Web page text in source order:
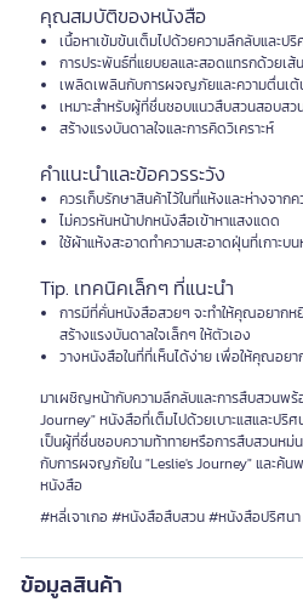
คุณสมบัติของหนังสือ
เนื้อหาเข้มข้นเต็มไปด้วยความลึกลับและปริ
การประพันธ์ที่แยบยลและสอดแทรกด้วยเส้
เพลิดเพลินกับการผจญภัยและความตื่นเต้
เหมาะสำหรับผู้ที่ชื่นชอบแนวสืบสวนสอบสว
สร้างแรงบันดาลใจและการคิดวิเคราะห์
คำแนะนำและข้อควรระวัง
ควรเก็บรักษาสินค้าไว้ในที่แห้งและห่างจาก
ไม่ควรหันหน้าปกหนังสือเข้าหาแสงแดด
ใช้ผ้าแห้งสะอาดทำความสะอาดฝุ่นที่เกาะบ
Tip. เทคนิคเล็กๆ ที่แนะนำ
การมีที่คั่นหนังสือสวยๆ จะทำให้คุณอยาก
สร้างแรงบันดาลใจเล็กๆ ให้ตัวเอง
วางหนังสือในที่ที่เห็นได้ง่าย เพื่อให้คุณอย
มาเผชิญหน้ากับความลึกลับและการสืบสวนพร้
Journey" หนังสือที่เต็มไปด้วยเบาะแสและปริ
เป็นผู้ที่ชื่นชอบความท้าทายหรือการสืบสวนหม่
กับการผจญภัยใน "Leslie's Journey" และค้
หนังสือ
#หลี่เจาเกอ #หนังสือสืบสวน #หนังสือปริศนา
ข้อมูลสินค้า